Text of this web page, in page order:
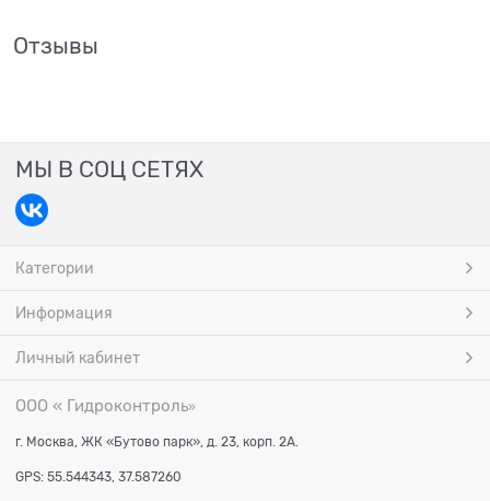
Отзывы
МЫ В СОЦ СЕТЯХ
Категории
Информация
Личный кабинет
ООО « Гидроконтроль»
г. Москва, ЖК «Бутово парк», д. 23, корп. 2А.
GPS: 55.544343, 37.587260